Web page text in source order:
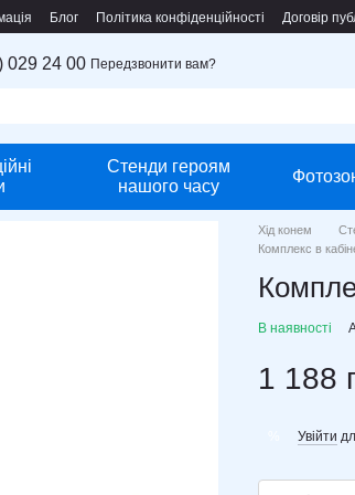
Блог Політика конфіденційності Договір
029 24 00 Передзвонити вам?
Стенди героям
нашого часу
Хід конем
Комплекс в
В наявності
1 188
Увійти